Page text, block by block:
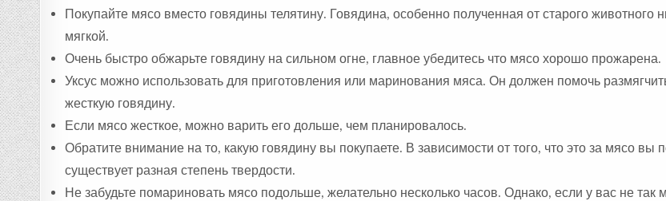
Покупайте мясо вместо говядины телятину. Говядина, особенно полученная от старого животного
мягкой.
Очень быстро обжарьте говядину на сильном огне, главное убедитесь что мясо хорошо прожарена.
Уксус можно использовать для приготовления или маринования мяса. Он должен помочь
жесткую говядину.
Если мясо жесткое, можно варить его дольше, чем планировалось.
Обратите внимание на то, какую говядину вы покупаете. В зависимости от того, что это за мясо вы
существует разная степень твердости.
Не забудьте помариновать мясо подольше, желательно несколько часов. Однако, если у вас не так